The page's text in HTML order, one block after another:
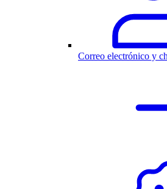
Correo electrónico y